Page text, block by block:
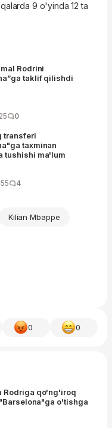
9 o'yinda 12 ta
Rodrini
taklif qilishdi
0
transferi
taxminan
tushishi ma'lum
4
Kilian Mbappe
0 0
Rodriga qo'ng'iroq
o'tishga